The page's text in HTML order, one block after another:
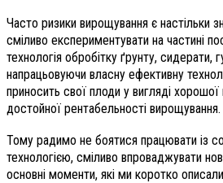
Часто ризики вирощування є настільки
сміливо експериментувати на частині
технологія обробітку ґрунту,
напрацьовуючи власну ефективну
приносить свої плоди у вигляді
достойної рентабельності вирощування.
Тому радимо не боятися працювати із
технологією, сміливо впроваджувати
основні моменти, які ми коротко